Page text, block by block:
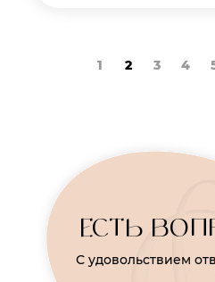
1 2 3 4
ЕСТЬ
С удовольствием